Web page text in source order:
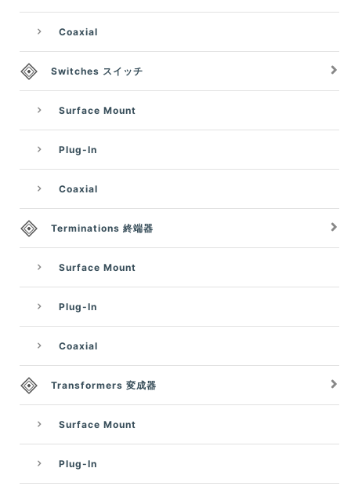
Coaxial
Switches スイッチ
Surface Mount
Plug-In
Coaxial
Terminations 終端器
Surface Mount
Plug-In
Coaxial
Transformers 変成器
Surface Mount
Plug-In